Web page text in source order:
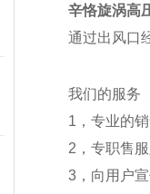
辛恪旋涡高
通过出风口
我们的服务
1，专业的
2，专职售
3，向用户